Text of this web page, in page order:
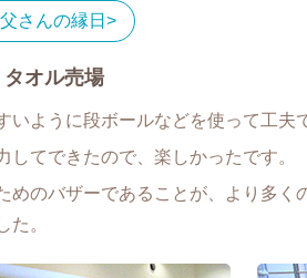
さんの縁日>
オル売場
いように段ボールなどを使って工夫
してできたので、楽しかったです。
めのバザーであることが、より多く
た。